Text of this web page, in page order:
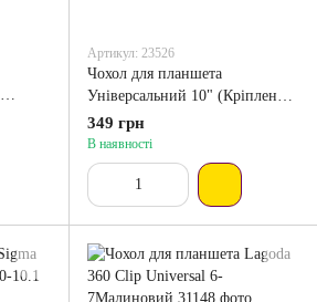
Артикул: 23526
Чохол для планшета
Універсальний 10" (Кріплення
гачок) Red
349 грн
В наявності